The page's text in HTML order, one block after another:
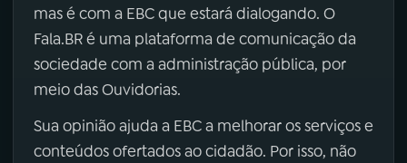
mas é com a EBC que estará dialogando. O
Fala.BR é uma plataforma de comunicação da
sociedade com a administração pública, por
meio das Ouvidorias.
Sua opinião ajuda a EBC a melhorar os serviços e
conteúdos ofertados ao cidadão. Por isso, não